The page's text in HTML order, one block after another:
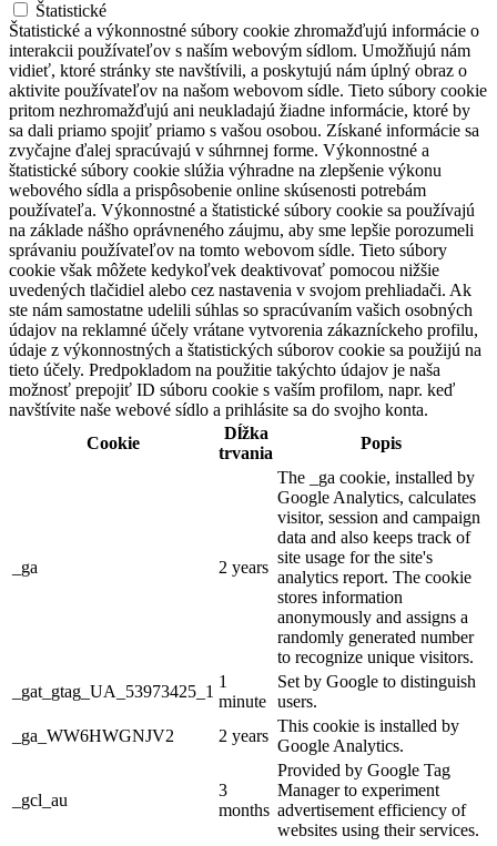
Štatistické
Štatistické a výkonnostné súbory cookie zhromažďujú informácie o
interakcii používateľov s naším webovým sídlom. Umožňujú nám
vidieť, ktoré stránky ste navštívili, a poskytujú nám úplný obraz o
aktivite používateľov na našom webovom sídle. Tieto súbory cookie
pritom nezhromažďujú ani neukladajú žiadne informácie, ktoré by
sa dali priamo spojiť priamo s vašou osobou. Získané informácie sa
zvyčajne ďalej spracúvajú v súhrnnej forme. Výkonnostné a
štatistické súbory cookie slúžia výhradne na zlepšenie výkonu
webového sídla a prispôsobenie online skúsenosti potrebám
používateľa. Výkonnostné a štatistické súbory cookie sa používajú
na základe nášho oprávneného záujmu, aby sme lepšie porozumeli
správaniu používateľov na tomto webovom sídle. Tieto súbory
cookie však môžete kedykoľvek deaktivovať pomocou nižšie
uvedených tlačidiel alebo cez nastavenia v svojom prehliadači. Ak
ste nám samostatne udelili súhlas so spracúvaním vašich osobných
údajov na reklamné účely vrátane vytvorenia zákazníckeho profilu,
údaje z výkonnostných a štatistických súborov cookie sa použijú na
tieto účely. Predpokladom na použitie takýchto údajov je naša
možnosť prepojiť ID súboru cookie s vaším profilom, napr. keď
navštívite naše webové sídlo a prihlásite sa do svojho konta.
Cookie
Dĺžka
trvania
Popis
_ga 2 years
The _ga cookie, installed by
Google Analytics, calculates
visitor, session and campaign
data and also keeps track of
site usage for the site's
analytics report. The cookie
stores information
anonymously and assigns a
randomly generated number
to recognize unique visitors.
_gat_gtag_UA_53973425_1
1
minute
Set by Google to distinguish
users.
_ga_WW6HWGNJV2
2 years
This cookie is installed by
Google Analytics.
_gcl_au
3
months
Provided by Google Tag
Manager to experiment
advertisement efficiency of
websites using their services.